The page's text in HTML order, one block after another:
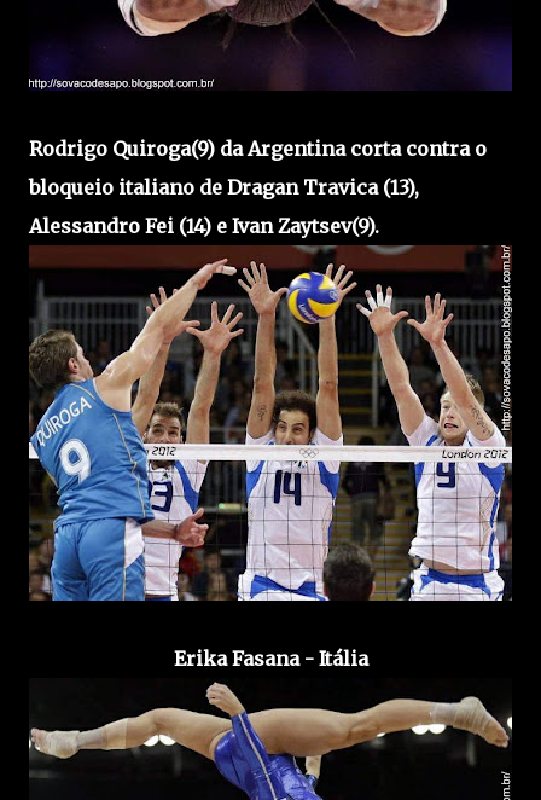
Rodrigo Quiroga(9) da Argentina corta contra o
bloqueio italiano de Dragan Travica (13),
Alessandro Fei (14) e Ivan Zaytsev(9).
Erika Fasana - Itália